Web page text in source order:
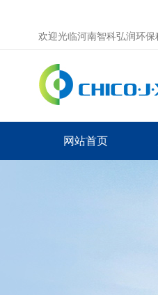
欢迎光临河南智科弘润环保
网站首页